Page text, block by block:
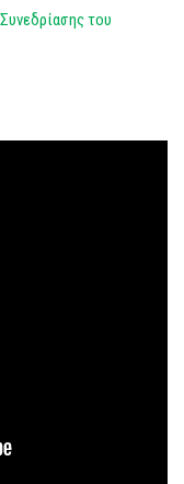
του